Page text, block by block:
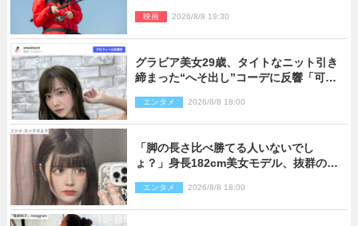
映画 2026/8/8 19:30
グラビア美女29歳、タイトなニット引き
締まった“へそ出し”コーデに反響「可愛
エンタメ 2026/8/8 18:00
「脚の長さ比べ勝てる人いないでし
ょ？」身長182cm美女モデル、抜群のプ
エンタメ 2026/8/8 18:00